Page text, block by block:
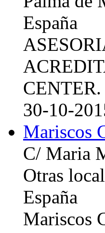
España
CENTER.
30-10-
Mariscos
C/ Maria
Otras
España
Mariscos